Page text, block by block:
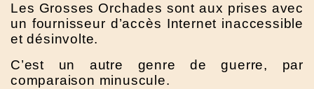
Les Grosses Orchades sont aux prises avec
un fournisseur d’accès Internet inaccessible
et désinvolte.
C’est un autre genre de guerre, par
comparaison minuscule.